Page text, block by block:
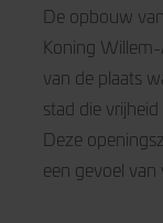
De opbouw
Koning
van de plaats
stad die
Deze
een gevoel